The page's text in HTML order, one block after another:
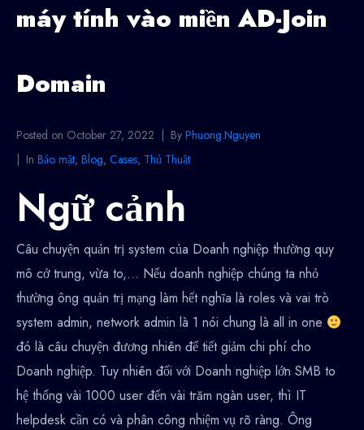
máy tính vào miền AD-Join
Domain
Posted on October 27, 2022 By Phuong.Nguyen
In Bảo mật, Blog, Cases, Thủ Thuật
Ngữ cảnh
Câu chuyện quản trị system của Doanh nghiệp thường quy
mô cở trung, vừa to,… Nếu doanh nghiệp chúng ta nhỏ
thường ông quản trị mạng làm hết nghĩa là roles và vai trò
system admin, network admin là 1 nói chung là all in one
đó là câu chuyện đương nhiên để tiết giảm chi phí cho
Doanh nghiệp. Tuy nhiên đối với Doanh nghiệp lớn SMB to
hệ thống vài 1000 user đến vài trăm ngàn user, thì IT
helpdesk cần có và phân công nhiệm vụ rõ ràng. Ông